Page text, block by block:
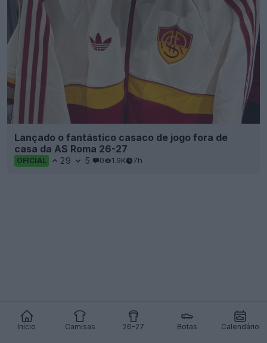
Início Camisas 26-27 Botas Calendário
Lançado o fantástico casaco de jogo fora de
casa da AS Roma 26-27
OFICIAL 29 5 0 1.9K 7h